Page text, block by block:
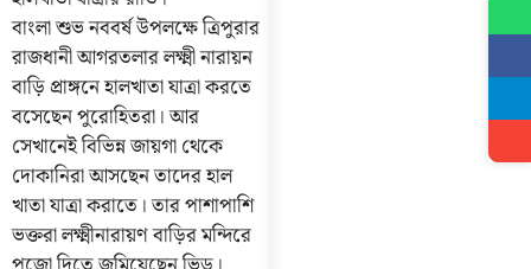
বাংলা শুভ নববর্ষ উপলক্ষে ত্রিপুরার
রাজধানী আগরতলার লক্ষ্মী নারায়ন
বাড়ি প্রাঙ্গনে হালখাতা যাত্রা করতে
বসেছেন পুরোহিতরা। আর
সেখানেই বিভিন্ন জায়গা থেকে
দোকানিরা আসছেন তাদের হাল
খাতা যাত্রা করাতে। তার পাশাপাশি
ভক্তরা লক্ষ্মীনারায়ণ বাড়ির মন্দিরে